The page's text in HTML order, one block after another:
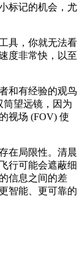
标记的机会，尤
具，你就无法看
度非常快，以至
和有经验的观鸟
筒望远镜，因为
视场 (FOV) 使
在局限性。清晨
行可能会遮蔽细
信息之间的差
智能、更可靠的